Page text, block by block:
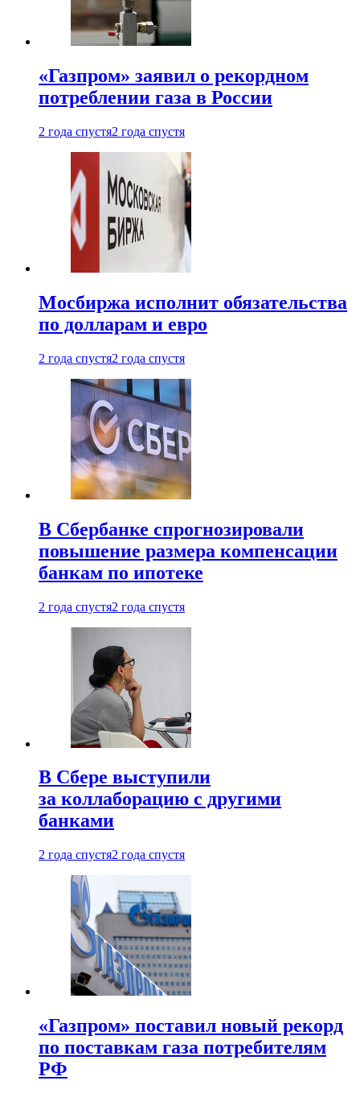
«Газпром» заявил о рекордном
потреблении газа в России
2 года спустя2 года спустя
Мосбиржа исполнит обязательства
по долларам и евро
2 года спустя2 года спустя
В Сбербанке спрогнозировали
повышение размера компенсации
банкам по ипотеке
2 года спустя2 года спустя
В Сбере выступили
за коллаборацию с другими
банками
2 года спустя2 года спустя
«Газпром» поставил новый рекорд
по поставкам газа потребителям
РФ